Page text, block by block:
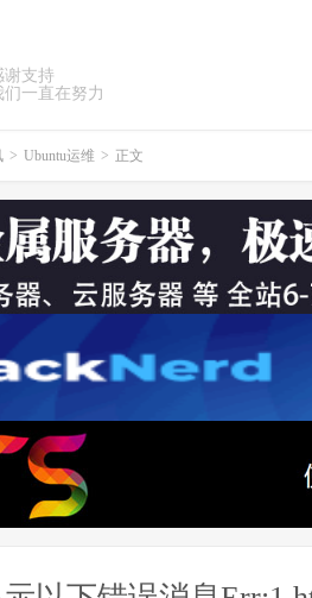
谢支持
们一直在努力
> Ubuntu运维 > 正文